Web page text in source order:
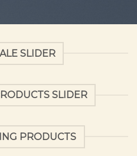
SLIDER
SLIDER
PRODUCTS